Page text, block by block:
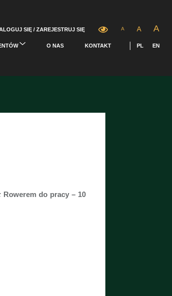
A A A
SIĘ / ZAREJESTRUJ SIĘ
O NAS KONTAKT PL EN
Rowerem do pracy – 10